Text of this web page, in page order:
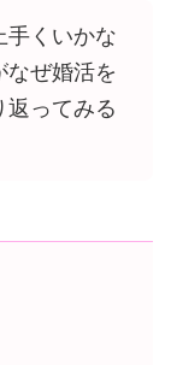
手くいかな
なぜ婚活を
返ってみる